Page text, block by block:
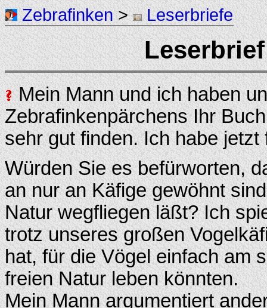
Zebrafinken > Leserbriefe
Mein Mann und ich haben
Zebrafinkenpärchens Ihr
sehr gut finden. Ich habe jetzt
Würden Sie es befürworten,
an nur an Käfige gewöhnt
Natur wegfliegen läßt? Ich
trotz unseres großen
hat, für die Vögel einfach am
freien Natur leben könnten.
Mein Mann argumentiert